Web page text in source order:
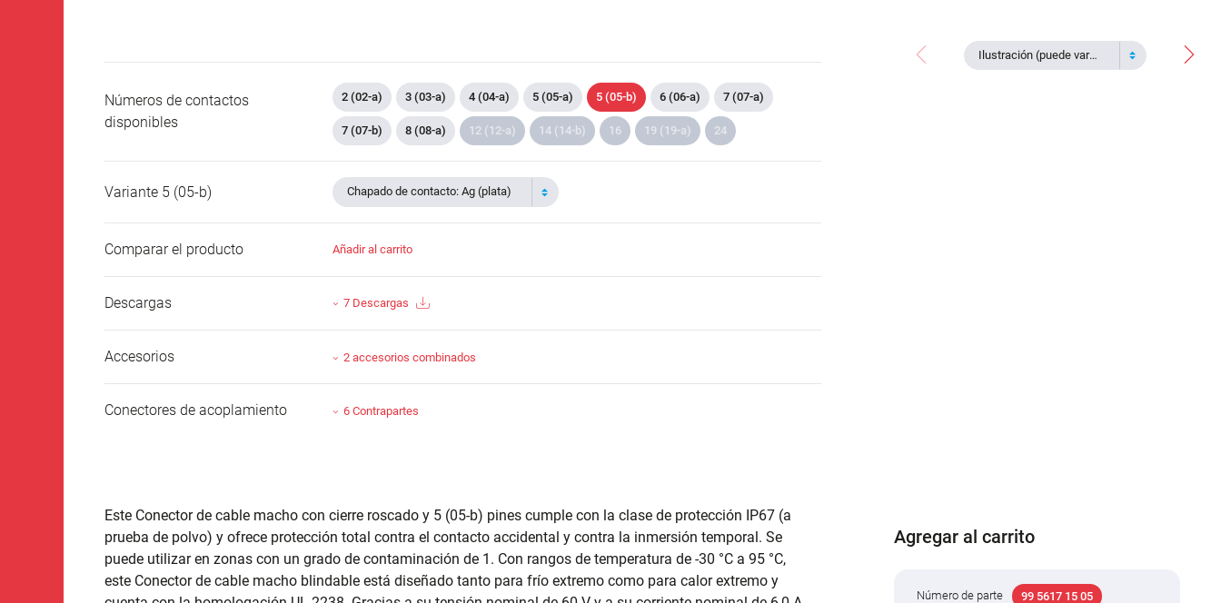
Ilustración (puede variar)
Números de contactos
disponibles
2 (02-a) 3 (03-a) 4 (04-a) 5 (05-a) 5 (05-b) 6 (06-a) 7 (07-a)
7 (07-b) 8 (08-a) 12 (12-a) 14 (14-b) 16 19 (19-a) 24
Variante 5 (05-b) Chapado de contacto: Ag (plata)
Comparar el producto Añadir al carrito
Descargas 7 Descargas
Accesorios 2 accesorios combinados
Conectores de acoplamiento 6 Contrapartes
Este Conector de cable macho con cierre roscado y 5 (05-b) pines cumple con la clase de protección IP67 (a
prueba de polvo) y ofrece protección total contra el contacto accidental y contra la inmersión temporal. Se
puede utilizar en zonas con un grado de contaminación de 1. Con rangos de temperatura de -30 °C a 95 °C,
este Conector de cable macho blindable está diseñado tanto para frío extremo como para calor extremo y
Agregar al carrito
Número de parte 99 5617 15 05